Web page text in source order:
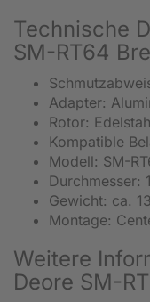
Technische
SM-RT64
Adapter:
Rotor:
Kompatible
Modell: SM-
Durchmesser:
Gewicht: ca.
Montage:
Weitere
Deore SM-